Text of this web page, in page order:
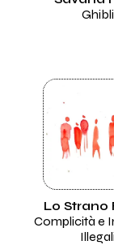
Ghibli
Lo Strano
Complicità e
Illegali